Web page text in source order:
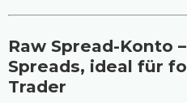
Raw Spread-Konto
Spreads, ideal für
Trader